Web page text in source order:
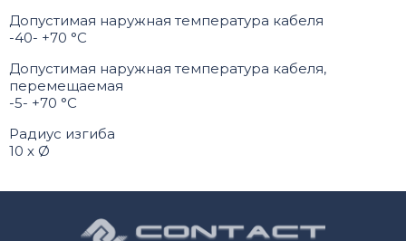
Допустимая наружная температура кабеля
-40- +70 °C
Допустимая наружная температура кабеля,
перемещаемая
-5- +70 °C
Радиус изгиба
10 х Ø